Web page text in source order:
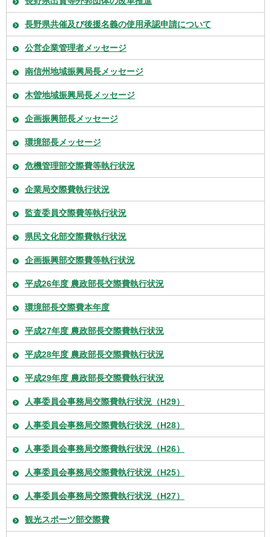
長野県共催及び後援名義の使用承認申請について
公営企業管理者メッセージ
南信州地域振興局長メッセージ
木曽地域振興局長メッセージ
企画振興部長メッセージ
環境部長メッセージ
危機管理部交際費等執行状況
企業局交際費執行状況
監査委員交際費等執行状況
県民文化部交際費執行状況
企画振興部交際費等執行状況
平成26年度 農政部長交際費執行状況
環境部長交際費本年度
平成27年度 農政部長交際費執行状況
平成28年度 農政部長交際費執行状況
平成29年度 農政部長交際費執行状況
人事委員会事務局交際費執行状況（H29）
人事委員会事務局交際費執行状況（H28）
人事委員会事務局交際費執行状況（H26）
人事委員会事務局交際費執行状況（H25）
人事委員会事務局交際費執行状況（H27）
観光スポーツ部交際費